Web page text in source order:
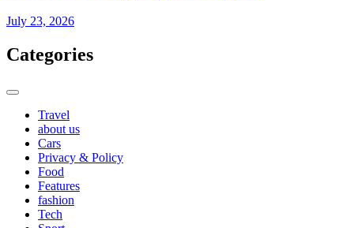
July 23, 2026
Categories
Travel
about us
Cars
Privacy & Policy
Food
Features
fashion
Tech